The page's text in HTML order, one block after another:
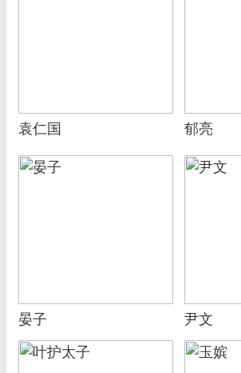
袁仁国 郁亮
晏子 尹文